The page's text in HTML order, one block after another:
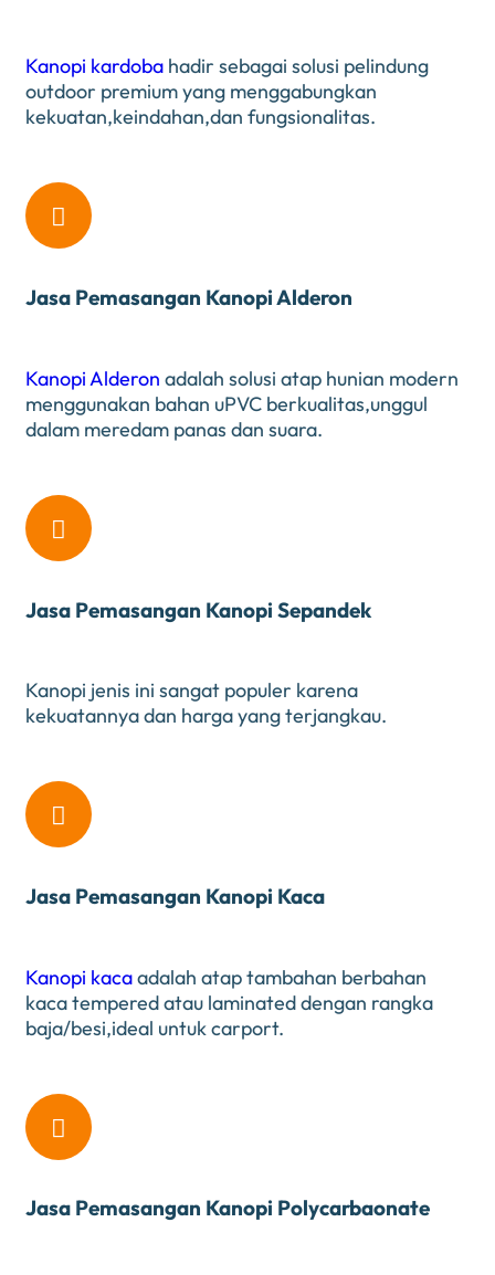
Kanopi kardoba hadir sebagai solusi pelindung
outdoor premium yang menggabungkan
kekuatan,keindahan,dan fungsionalitas.

Jasa Pemasangan Kanopi Alderon
Kanopi Alderon adalah solusi atap hunian modern
menggunakan bahan uPVC berkualitas,unggul
dalam meredam panas dan suara.

Jasa Pemasangan Kanopi Sepandek
Kanopi jenis ini sangat populer karena
kekuatannya dan harga yang terjangkau.

Jasa Pemasangan Kanopi Kaca
Kanopi kacaadalah atap tambahan berbahan
kaca tempered atau laminated dengan rangka
baja/besi,ideal untuk carport.

Jasa Pemasangan Kanopi Polycarbaonate